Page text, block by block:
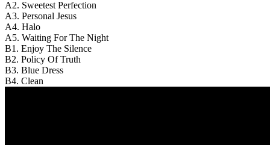
A2. Sweetest Perfection
A3. Personal Jesus
A4. Halo
A5. Waiting For The Night
B1. Enjoy The Silence
B2. Policy Of Truth
B3. Blue Dress
B4. Clean